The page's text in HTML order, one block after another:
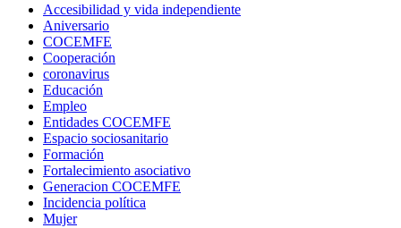
Accesibilidad y vida independiente
Aniversario
COCEMFE
Cooperación
coronavirus
Educación
Empleo
Entidades COCEMFE
Espacio sociosanitario
Formación
Fortalecimiento asociativo
Generacion COCEMFE
Incidencia política
Mujer